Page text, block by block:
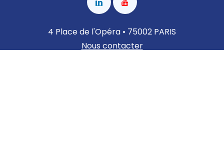
4 Place de l'Opéra • 75002 PARIS
Nous contacter